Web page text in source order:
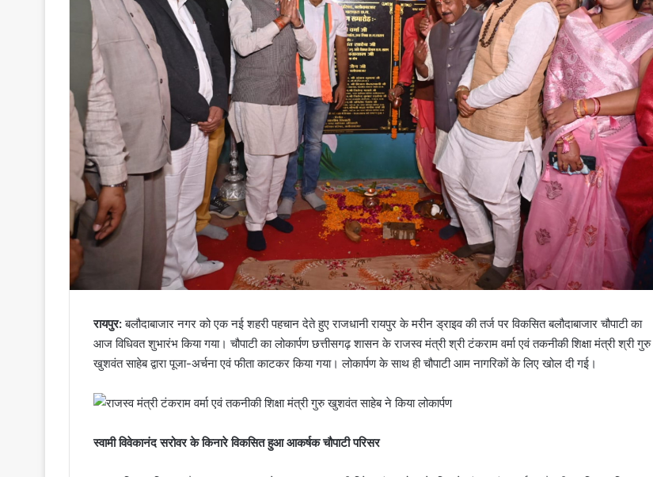
रायपुर:बलौदाबाजार नगर को एक नई शहरी पहचान देते हुए राजधानी रायपुर के मरीन ड्राइव की तर्ज पर विकसित बलौदाबाजार चौपाटी का
आज विधिवत शुभारंभ किया गया। चौपाटी का लोकार्पण छत्तीसगढ़ शासन के राजस्व मंत्री श्री टंकराम वर्मा एवं तकनीकी शिक्षा मंत्री श्री गुरु
खुशवंत साहेब द्वारा पूजा-अर्चना एवं फीता काटकर किया गया। लोकार्पण के साथ ही चौपाटी आम नागरिकों के लिए खोल दी गई।
स्वामी विवेकानंद सरोवर के किनारे विकसित हुआ आकर्षक चौपाटी परिसर